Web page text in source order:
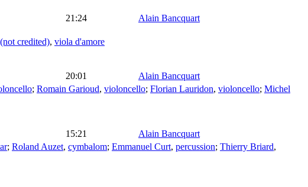
21:24
Alain Bancquart
(not credited), viola d'amore
20:01
Alain Bancquart
; Romain Garioud, violoncello; Florian Lauridon, violoncello; Michel
15:21
Alain Bancquart
; Roland Auzet, cymbalom; Emmanuel Curt, percussion; Thierry Briard,